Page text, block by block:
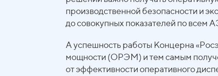
производственной безопасности и
до совокупных показателей по всем
А успешность работы Концерна
мощности (ОРЭМ) и тем самым
от эффективности оперативного